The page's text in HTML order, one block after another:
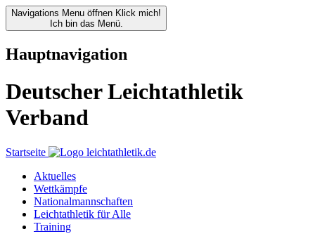
Navigations Menu öffnen Klick mich!
Ich bin das Menü.
Hauptnavigation
Deutscher Leichtathletik
Verband
Startseite
Aktuelles
Wettkämpfe
Nationalmannschaften
Leichtathletik für Alle
Training